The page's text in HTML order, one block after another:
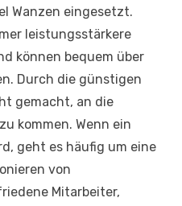
Wanzen eingesetzt.
leistungsstärkere
können bequem über
Durch die günstigen
gemacht, an die
kommen. Wenn ein
geht es häufig um eine
von
Mitarbeiter,